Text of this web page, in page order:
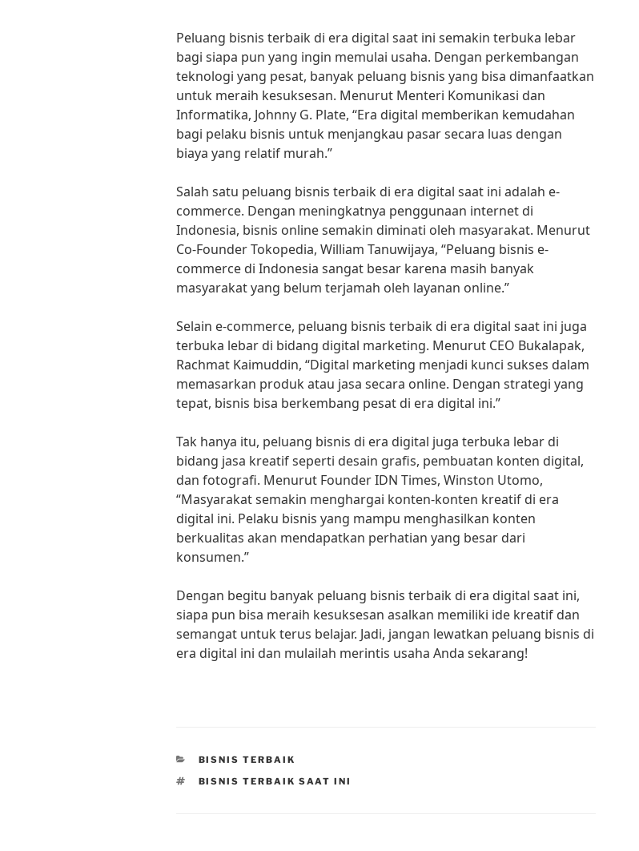
Peluang bisnis terbaik di era digital saat ini semakin terbuka lebar
bagi siapa pun yang ingin memulai usaha. Dengan perkembangan
teknologi yang pesat, banyak peluang bisnis yang bisa dimanfaatkan
untuk meraih kesuksesan. Menurut Menteri Komunikasi dan
Informatika, Johnny G. Plate, “Era digital memberikan kemudahan
bagi pelaku bisnis untuk menjangkau pasar secara luas dengan
biaya yang relatif murah.”
Salah satu peluang bisnis terbaik di era digital saat ini adalah e-
commerce. Dengan meningkatnya penggunaan internet di
Indonesia, bisnis online semakin diminati oleh masyarakat. Menurut
Co-Founder Tokopedia, William Tanuwijaya, “Peluang bisnis e-
commerce di Indonesia sangat besar karena masih banyak
masyarakat yang belum terjamah oleh layanan online.”
Selain e-commerce, peluang bisnis terbaik di era digital saat ini juga
terbuka lebar di bidang digital marketing. Menurut CEO Bukalapak,
Rachmat Kaimuddin, “Digital marketing menjadi kunci sukses dalam
memasarkan produk atau jasa secara online. Dengan strategi yang
tepat, bisnis bisa berkembang pesat di era digital ini.”
Tak hanya itu, peluang bisnis di era digital juga terbuka lebar di
bidang jasa kreatif seperti desain grafis, pembuatan konten digital,
dan fotografi. Menurut Founder IDN Times, Winston Utomo,
“Masyarakat semakin menghargai konten-konten kreatif di era
digital ini. Pelaku bisnis yang mampu menghasilkan konten
berkualitas akan mendapatkan perhatian yang besar dari
konsumen.”
Dengan begitu banyak peluang bisnis terbaik di era digital saat ini,
siapa pun bisa meraih kesuksesan asalkan memiliki ide kreatif dan
semangat untuk terus belajar. Jadi, jangan lewatkan peluang bisnis di
era digital ini dan mulailah merintis usaha Anda sekarang!
CATEGORIES
BISNIS TERBAIK
TAGS
BISNIS TERBAIK SAAT INI